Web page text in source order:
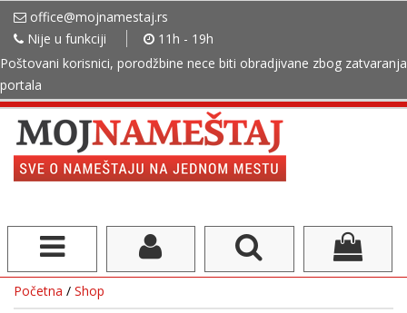
office@mojnamestaj.rs
Nije u funkciji
11h - 19h
Poštovani korisnici, porodžbine nece biti obradjivane zbog zatvaranja
portala
Početna / Shop